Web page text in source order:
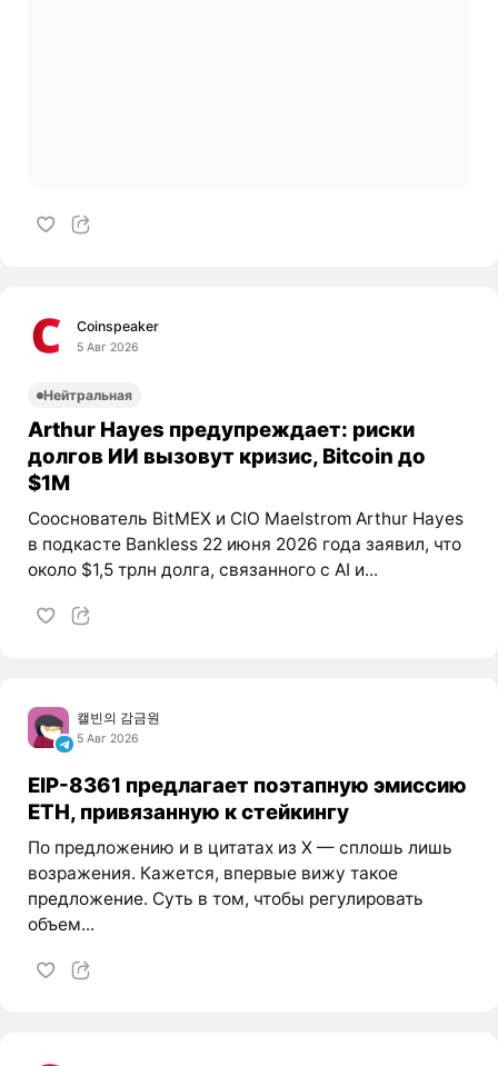
Coinspeaker
5 Авг 2026
Нейтральная
Arthur Hayes предупреждает: риски
долгов ИИ вызовут кризис, Bitcoin до
$1M
Сооснователь BitMEX и CIO Maelstrom Arthur Hayes
в подкасте Bankless 22 июня 2026 года заявил, что
около $1,5 трлн долга, связанного с AI и...
캘빈의 감금원
5 Авг 2026
EIP-8361 предлагает поэтапную эмиссию
ETH, привязанную к стейкингу
По предложению и в цитатах из X — сплошь лишь
возражения. Кажется, впервые вижу такое
предложение. Суть в том, чтобы регулировать
объем...